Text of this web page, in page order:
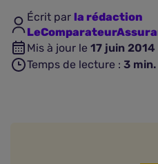
Écrit par la rédaction
Mis à jour le 17 juin 2014
Temps de lecture : 3 min.